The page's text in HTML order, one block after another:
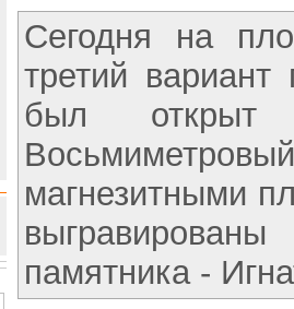
Сегодня на
третий
был
магнезитными
памятника -